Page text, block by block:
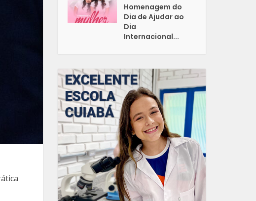
Homenagem do
Dia de Ajudar ao
Dia
Internacional...